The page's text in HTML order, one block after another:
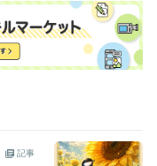
記事